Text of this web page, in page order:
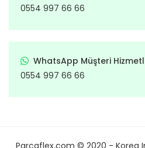
0554 997 66 66
WhatsApp Müşteri
0554 997 66 66
Parcaflex.com © 2020 - Korea